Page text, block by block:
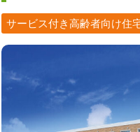
サービス付き高齢者向け住